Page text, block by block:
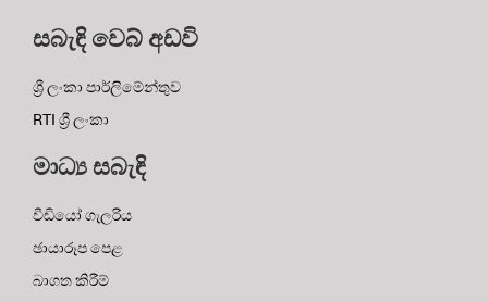
සබැඳි වෙබ් අඩවි
ශ්‍රී ලංකා පාර්ලිමේන්තුව
RTI ශ්‍රී ලංකා
මාධ්‍ය සබැඳි
වීඩියෝ ගැලරිය
ඡායාරූප පෙළ
බාගත කිරීම්